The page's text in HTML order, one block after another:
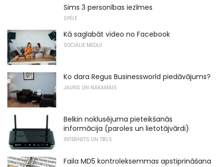
Sims 3 personības iezīmes
SPĒLE
Kā saglabāt video no Facebook
SOCIĀLIE MĒDIJI
Ko dara Regus Businessworld piedāvājums?
JAUNS UN NĀKAMAIS
Belkin noklusējuma pieteikšanās
informācija (paroles un lietotājvārdi)
INTERNETS UN TĪKLS
Faila MD5 kontroleksemmas apstiprināšana